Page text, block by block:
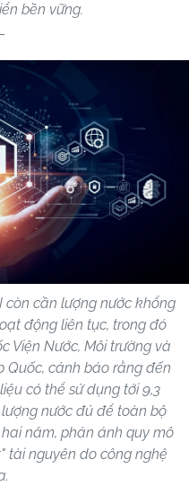
bền vững.
còn cần lượng nước khổng
động liên tục, trong đó
Viện Nước, Môi trường và
Quốc, cảnh báo rằng đến
có thể sử dụng tới 9,3
nước đủ để toàn bộ
năm, phản ánh quy mô
tài nguyên do công nghệ